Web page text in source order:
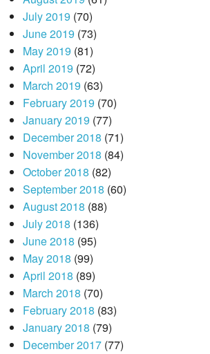
July 2019 (70)
June 2019 (73)
May 2019 (81)
April 2019 (72)
March 2019 (63)
February 2019 (70)
January 2019 (77)
December 2018 (71)
November 2018 (84)
October 2018 (82)
September 2018 (60)
August 2018 (88)
July 2018 (136)
June 2018 (95)
May 2018 (99)
April 2018 (89)
March 2018 (70)
February 2018 (83)
January 2018 (79)
December 2017(77)